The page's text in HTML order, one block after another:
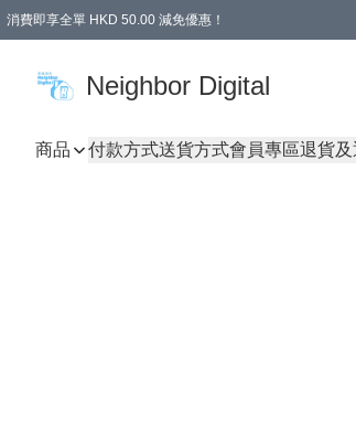
消費即享全單 HKD 50.00 減免優惠！
Neighbor Digital
商品 付款方式送貨方式會員專區退貨